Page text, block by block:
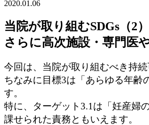
2020.01.06
当院が取り組むSDGs（2
さらに高次施設・専門医
今回は、当院が取り組むべき持
ちなみに目標3は「あらゆる年齢
す。
特に、ターゲット3.1は「妊産婦
課せられた責務ともいえます。